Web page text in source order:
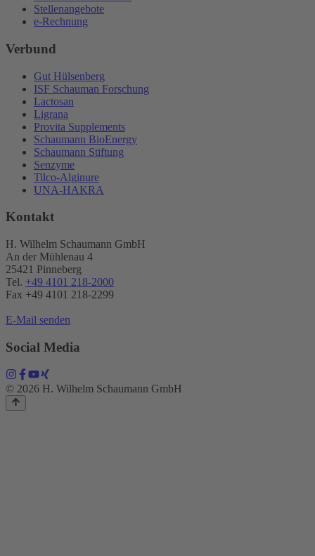
Stellenangebote
e-Rechnung
Verbund
Gut Hülsenberg
ISF Schauman Forschung
Lactosan
Ligrana
Provita Supplements
Schaumann BioEnergy
Schaumann Stiftung
Senzyme
Tilco-Alginure
UNA-HAKRA
Kontakt
H. Wilhelm Schaumann GmbH
An der Mühlenau 4
25421 Pinneberg
Tel. +49 4101 218-2000
Fax +49 4101 218​-2299
E-Mail senden
Social Media
© 2026 H. Wilhelm Schaumann GmbH